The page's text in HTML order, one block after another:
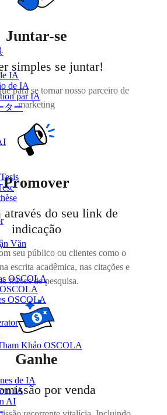
IA
de IA
par IA
ター
Văn
OSCOLA
OSCOLA
Khảo OSCOLA
de IA
IA
AI
Juntar-se
simples se juntar!
para se tornar nosso parceiro de
marketing
Promover
através do seu link de
indicação
seu público ou clientes como o
escrita acadêmica, nas citações e
fluxos de pesquisa.
Ganhe
por venda